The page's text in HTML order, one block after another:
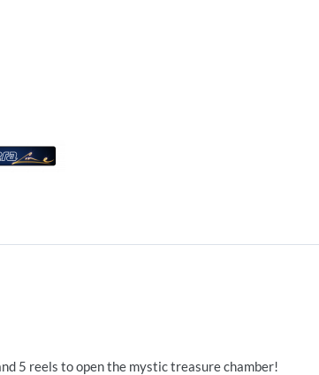
5 reels to open the mystic treasure chamber!